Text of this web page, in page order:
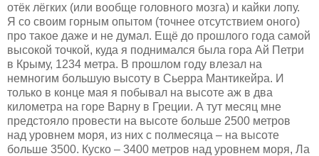
отёк лёгких (или вообще головного мозга) и кайки лопу.
Я со своим горным опытом (точнее отсутствием оного)
про такое даже и не думал. Ещё до прошлого года самой
высокой точкой, куда я поднимался была гора Ай Петри
в Крыму, 1234 метра. В прошлом году влезал на
немногим большую высоту в Сьерра Мантикейра. И
только в конце мая я побывал на высоте аж в два
километра на горе Варну в Греции. А тут месяц мне
предстояло провести на высоте больше 2500 метров
над уровнем моря, из них с полмесяца – на высоте
больше 3500. Куско – 3400 метров над уровнем моря, Ла